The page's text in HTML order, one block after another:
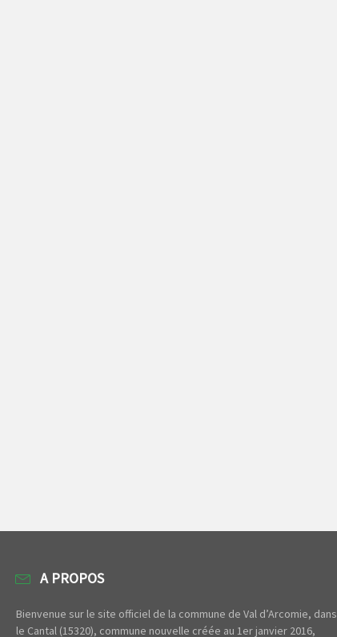
A PROPOS
Bienvenue sur le site officiel de la commune de Val d’Arcomie, dans
le Cantal (15320), commune nouvelle créée au 1er janvier 2016,